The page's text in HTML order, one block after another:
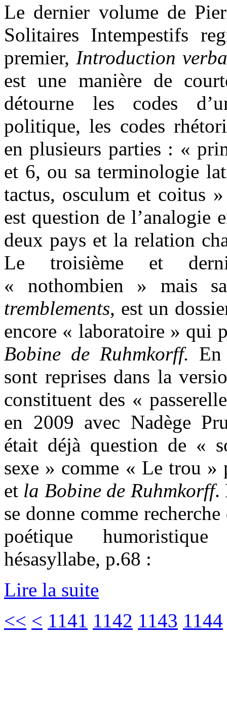
Le dernier volume de
Solitaires Intempestifs
premier, Introduction
est une manière de
détourne les codes
politique, les codes
en plusieurs parties : «
et 6, ou sa terminologie
tactus, osculum et coitus
est question de l’analogie
deux pays et la relation
Le troisième et
« nothombien » mais
tremblements, est un
encore « laboratoire » qui
Bobine de Ruhmkorff.
sont reprises dans la
constituent des «
en 2009 avec Nadège
était déjà question de «
sexe » comme « Le trou
et la Bobine de Ruhmkorff.
se donne comme
poétique
hésasyllabe, p.68 :
Lire la suite
<< < 1141 1142 1143 1144